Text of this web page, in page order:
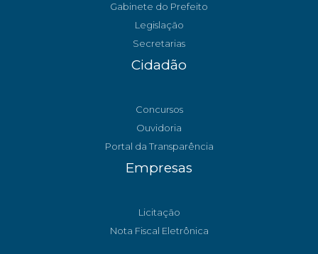
Gabinete do Prefeito
Legislação
Secretarias
Cidadão
Concursos
Ouvidoria
Portal da Transparência
Empresas
Licitação
Nota Fiscal Eletrônica